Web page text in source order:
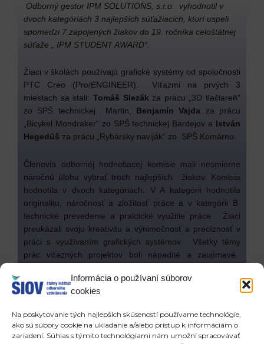
Informácia o používaní súborov
cookies
Na poskytovanie tých najlepších skúseností používame technológie,
ako sú súbory cookie na ukladanie a/alebo prístup k informáciám o
zariadení. Súhlas s týmito technológiami nám umožní spracovávať
Odborný gestor IPM SOLUTIONS, s.r.o. vyhodnotil v
dvoch kategóriách 3 najlepších súťažiacich, ktorí uspeli
spomedzi 7 zapojených žiakov do 19. ročníka celoštátnej
súťaže „ IPM STUDENT AWARD“.
Žiaci v školách používajú grafické systémy od spoločnosti
PTC Creo (Pro/ENGINEER). Víťazmi na prvých 3
miestach sa stali: Tomáš Slezák za prácu „3D tlačiareň“
zo SPŠ technickej Martin, Benjamín Vajda za prácu
„Bicykel Mondraker“ zo SPŠ technickej Bardejov a István
Hegedüš za prácu „Rybársky naviják“ zo SPŠ Komárno.
Členovia odbornej hodnotiacej komisie mali nesmierne
náročnú úlohu vybrať troch najlepších žiakov. Komisia
hodnotila v dvoch kategóriách. V A kategórii hodnotila
originalitu, náročnosť a zložitosť práce a v kategórii B
technické prevedenie a praktické využitie práce. Žiaci
preukázali svoju kreativitu a výnimočnosť a precíznosť v
práci s využívaním grafických systémov. Všetky témy
prác víťazných projektov boli nápadité a zaujímavé.
získal 1. miesto, čím ukázal, že vedomosti a zručnosti
osvojené v oblasti CAD modelovania má výnimočné a táto
Súťažiaci získali nie len bohaté odborné skúsenosti od